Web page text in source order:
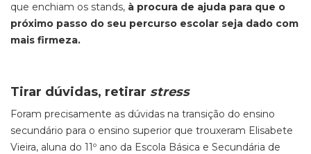
que enchiam os stands, à procura de ajuda para que o
próximo passo do seu percurso escolar seja dado com
mais firmeza.
Tirar dúvidas, retirar stress
Foram precisamente as dúvidas na transição do ensino
secundário para o ensino superior que trouxeram Elisabete
Vieira, aluna do 11º ano da Escola Básica e Secundária de